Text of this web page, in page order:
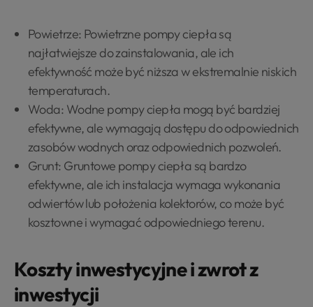
Powietrze: Powietrzne pompy ciepła są
najłatwiejsze do zainstalowania, ale ich
efektywność może być niższa w ekstremalnie niskich
temperaturach.
Woda: Wodne pompy ciepła mogą być bardziej
efektywne, ale wymagają dostępu do odpowiednich
zasobów wodnych oraz odpowiednich pozwoleń.
Grunt: Gruntowe pompy ciepła są bardzo
efektywne, ale ich instalacja wymaga wykonania
odwiertów lub położenia kolektorów, co może być
kosztowne i wymagać odpowiedniego terenu.
Koszty inwestycyjne i zwrot z
inwestycji